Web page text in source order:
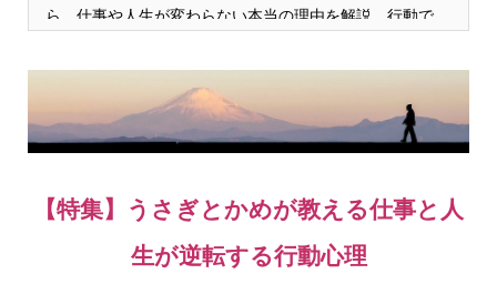
ら、仕事や人生が変わらない本当の理由を解説。行動で…
【特集】うさぎとかめが教える仕事と人
生が逆転する行動心理